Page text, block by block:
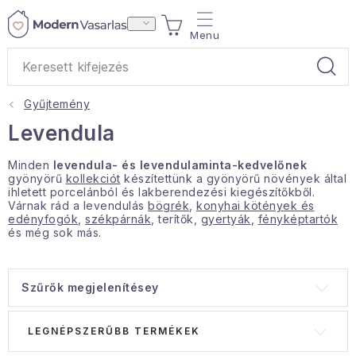
Ugrás
KOSÁR
Ajándékok
Otthoni illatok
Teák
Lakástextil
Háztartás
Hobbi és kert
Gyűjtemény
Levendula
Minden levendula- és levendulaminta-kedvelőnek
gyönyörű kollekciót készítettünk a gyönyörű növények által
ihletett porcelánból és lakberendezési kiegészítőkből.
Várnak rád a levendulás bögrék konyhai kötények és
edényfogók székpárnák , terítők, gyertyák
fényképtartók
és még sok más.
Szűrők megjelenítésey
LEGNÉPSZERŰBB TERMÉKEK